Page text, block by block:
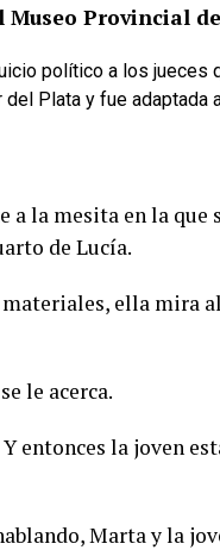
Museo Provincial
Plata y fue
a la mesita en la que
de Lucía.
ella mira
le acerca.
entonces la joven
Marta y la